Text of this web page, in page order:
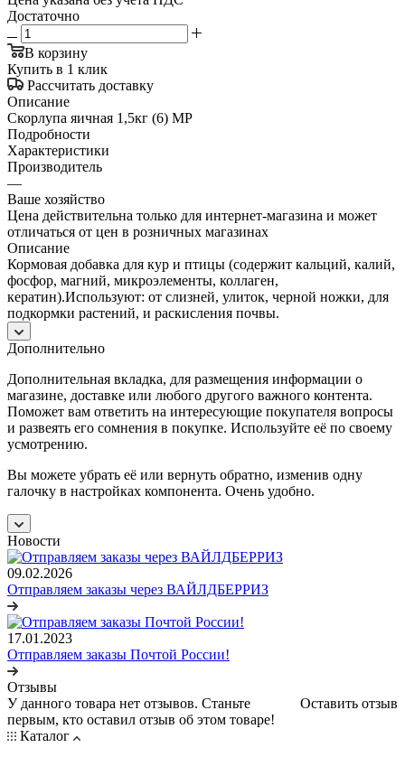
Достаточно
В корзину
Купить в 1 клик
Рассчитать доставку
Описание
Скорлупа яичная 1,5кг (6) МР
Подробности
Характеристики
Производитель
—
Ваше хозяйство
Цена действительна только для интернет-магазина и может
отличаться от цен в розничных магазинах
Описание
Кормовая добавка для кур и птицы (содержит кальций, калий,
фосфор, магний, микроэлементы, коллаген,
кератин).Используют: от слизней, улиток, черной ножки, для
подкормки растений, и раскисления почвы.
Дополнительно
Дополнительная вкладка, для размещения информации о
магазине, доставке или любого другого важного контента.
Поможет вам ответить на интересующие покупателя вопросы
и развеять его сомнения в покупке. Используйте её по своему
усмотрению.
Вы можете убрать её или вернуть обратно, изменив одну
галочку в настройках компонента. Очень удобно.
Новости
09.02.2026
Отправляем заказы через ВАЙЛДБЕРРИЗ
17.01.2023
Отправляем заказы Почтой России!
Отзывы
Оставить отзыв
У данного товара нет отзывов. Станьте
первым, кто оставил отзыв об этом товаре!
Каталог